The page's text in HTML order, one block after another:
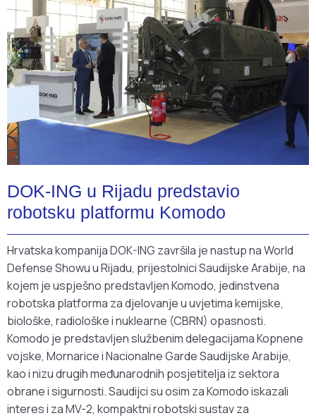
DOK-ING u Rijadu predstavio
robotsku platformu Komodo
Hrvatska kompanija DOK-ING završila je nastup na World
Defense Showu u Rijadu, prijestolnici Saudijske Arabije, na
kojem je uspješno predstavljen Komodo, jedinstvena
robotska platforma za djelovanje u uvjetima kemijske,
biološke, radiološke i nuklearne (CBRN) opasnosti.
Komodo je predstavljen službenim delegacijama Kopnene
vojske, Mornarice i Nacionalne Garde Saudijske Arabije,
kao i nizu drugih međunarodnih posjetitelja iz sektora
obrane i sigurnosti. Saudijci su osim za Komodo iskazali
interes i za MV-2, kompaktni robotski sustav za